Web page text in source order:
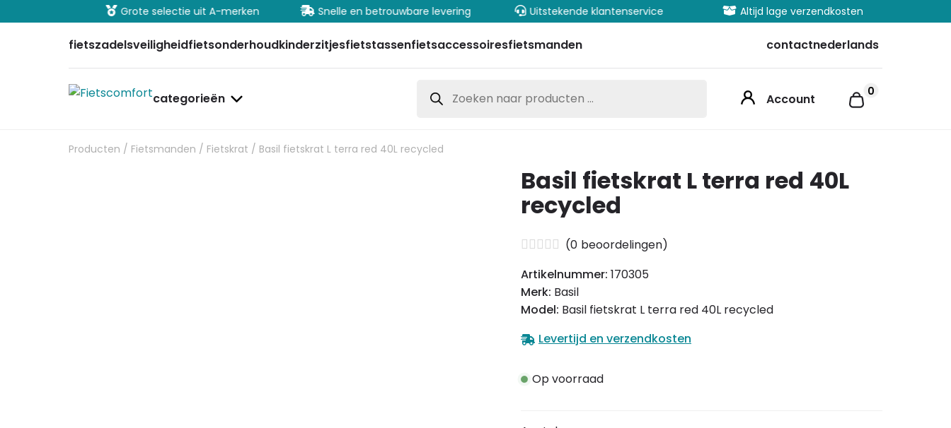
Grote selectie uit A-merken Snelle en betrouwbare levering Uitstekende klantenservice Altijd lage verzendkosten
fietszadelsveiligheidfietsonderhoudkinderzitjesfietstassenfietsaccessoiresfietsmanden contactnederlands
categorieën zoeken Account 0
Producten / Fietsmanden / Fietskrat / Basil fietskrat L terra red 40L recycled
Basil fietskrat L terra red 40L
recycled
(0 beoordelingen)
Artikelnummer: 170305
Merk: Basil
Model: Basil fietskrat L terra red 40L recycled
Levertijd en verzendkosten
Op voorraad